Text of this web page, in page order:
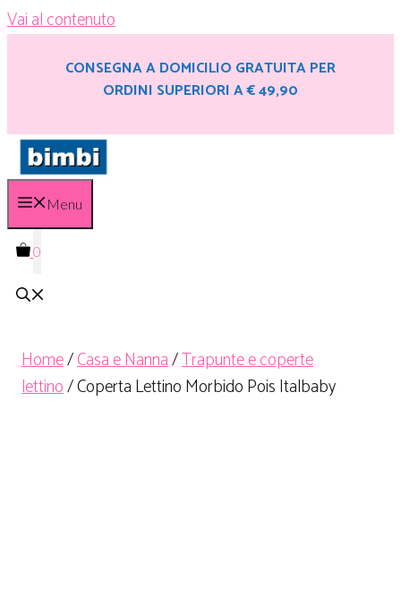
Vai al contenuto
CONSEGNA A DOMICILIO GRATUITA PER
ORDINI SUPERIORI A € 49,90
Menu
0
Home/Casa e Nanna/Trapunte e coperte
lettino/ Coperta Lettino Morbido Pois Italbaby